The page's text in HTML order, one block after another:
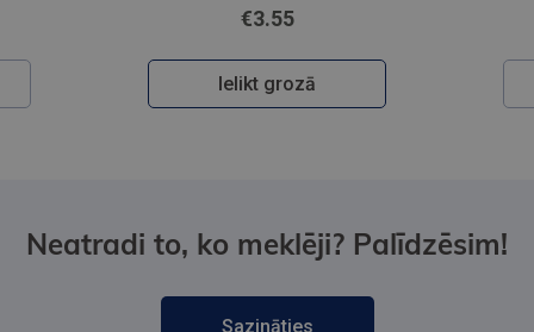
€3.55
Ielikt grozā
Neatradi to, ko meklēji? Palīdzēsim!
Sazināties